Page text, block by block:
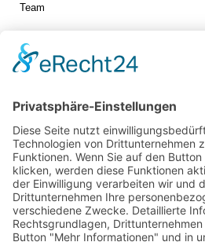
Team
Jetzt vernetzen!
Die ESB auf LinkedIn
Newsletter abonnieren
Events
360° ENTERTAINMENT
eps ARENA SUMMIT
FANCOMMERCE FORUM